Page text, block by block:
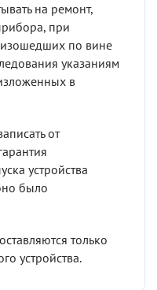
на ремонт,
при
по вине
указаниям
в
от
устройства
было
только
устройства.